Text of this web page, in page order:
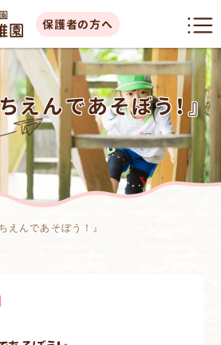
保護者の方へ
えんであそぼう！』
えんであそぼう！』